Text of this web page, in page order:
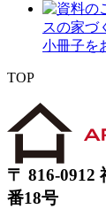
スの家づ
小冊子を
TOP
〒 816-0912
番18号